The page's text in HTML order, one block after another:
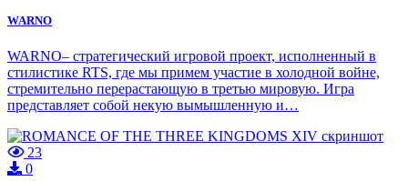
WARNO
WARNO– стратегический игровой проект, исполненный в
стилистике RTS, где мы примем участие в холодной войне,
стремительно перерастающую в третью мировую. Игра
представляет собой некую вымышленную и…
23
0